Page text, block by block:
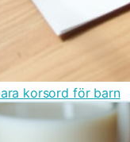
korsord för barn